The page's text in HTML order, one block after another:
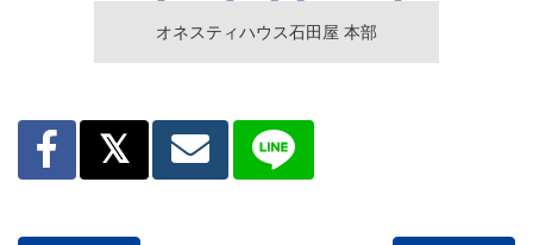
オネスティハウス石田屋 本部